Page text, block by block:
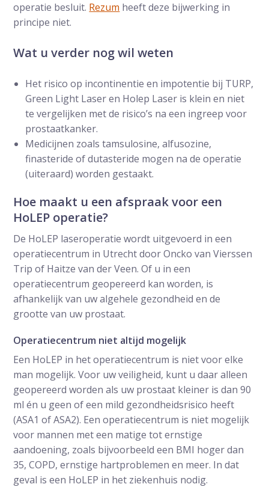
operatie besluit. Rezum heeft deze bijwerking in
principe niet.
Wat u verder nog wil weten
Het risico op incontinentie en impotentie bij TURP,
Green Light Laser en Holep Laser is klein en niet
te vergelijken met de risico’s na een ingreep voor
prostaatkanker.
Medicijnen zoals tamsulosine, alfusozine,
finasteride of dutasteride mogen na de operatie
(uiteraard) worden gestaakt.
Hoe maakt u een afspraak voor een
HoLEP operatie?
De HoLEP laseroperatie wordt uitgevoerd in een
operatiecentrum in Utrecht door Oncko van Vierssen
Trip of Haitze van der Veen. Of u in een
operatiecentrum geopereerd kan worden, is
afhankelijk van uw algehele gezondheid en de
grootte van uw prostaat.
Operatiecentrum niet altijd mogelijk
Een HoLEP in het operatiecentrum is niet voor elke
man mogelijk. Voor uw veiligheid, kunt u daar alleen
geopereerd worden als uw prostaat kleiner is dan 90
ml én u geen of een mild gezondheidsrisico heeft
(ASA1 of ASA2). Een operatiecentrum is niet mogelijk
voor mannen met een matige tot ernstige
aandoening, zoals bijvoorbeeld een BMI hoger dan
35, COPD, ernstige hartproblemen en meer. In dat
geval is een HoLEP in het ziekenhuis nodig.